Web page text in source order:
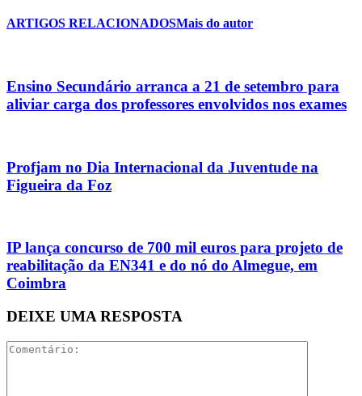
ARTIGOS RELACIONADOSMais do autor
Ensino Secundário arranca a 21 de setembro para
aliviar carga dos professores envolvidos nos exames
Profjam no Dia Internacional da Juventude na
Figueira da Foz
IP lança concurso de 700 mil euros para projeto de
reabilitação da EN341 e do nó do Almegue, em
Coimbra
DEIXE UMA RESPOSTA